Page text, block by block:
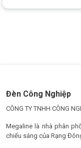
Đèn Công Nghiệp
CÔNG TY TNHH CÔNG
Megaline là nhà phân
chiếu sáng của Rạng